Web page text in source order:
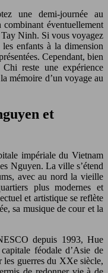
une demi-journée au
éventuellement
Ninh. Si vous voyagez
enfants à la dimension
Cependant, bien
reste une expérience
mémoire d’un voyage au
et
impériale du Vietnam
Nguyen. La ville s’étend
avec au nord la vieille
plus modernes et
et artistique se reflète
sa musique de cour et la
depuis 1993, Hue
féodale d’Asie de
les guerres du XXe siècle,